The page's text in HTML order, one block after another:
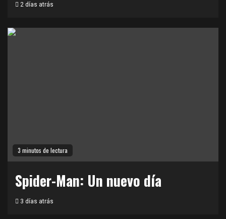
2 días atrás
3 minutos de lectura
Spider-Man: Un nuevo día
3 días atrás